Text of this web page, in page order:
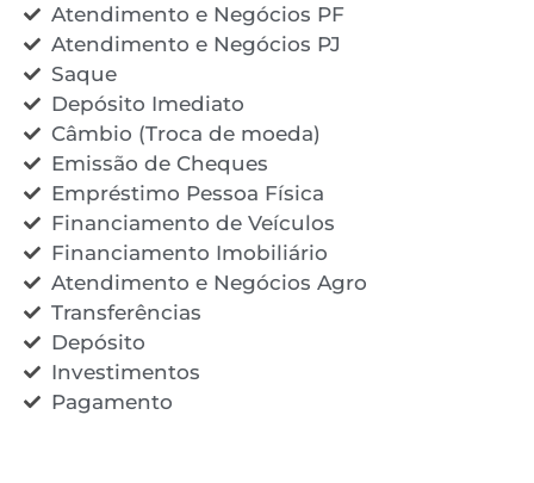
Atendimento e Negócios PF
Atendimento e Negócios PJ
Saque
Depósito Imediato
Câmbio (Troca de moeda)
Emissão de Cheques
Empréstimo Pessoa Física
Financiamento de Veículos
Financiamento Imobiliário
Atendimento e Negócios Agro
Transferências
Depósito
Investimentos
Pagamento